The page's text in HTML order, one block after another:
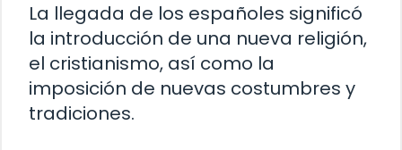
La llegada de los españoles significó
la introducción de una nueva religión,
el cristianismo, así como la
imposición de nuevas costumbres y
tradiciones.